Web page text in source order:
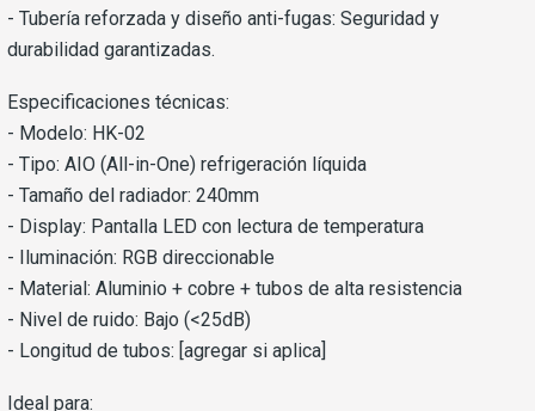
- Tubería reforzada y diseño anti-fugas: Seguridad y
durabilidad garantizadas.
Especificaciones técnicas:
- Modelo: HK-02
- Tipo: AIO (All-in-One) refrigeración líquida
- Tamaño del radiador: 240mm
- Display: Pantalla LED con lectura de temperatura
- Iluminación: RGB direccionable
- Material: Aluminio + cobre + tubos de alta resistencia
- Nivel de ruido: Bajo (<25dB)
- Longitud de tubos: [agregar si aplica]
Ideal para: